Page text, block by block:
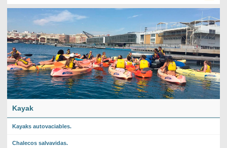
Kayak
Kayaks autovaciables.
Chalecos salvavidas.